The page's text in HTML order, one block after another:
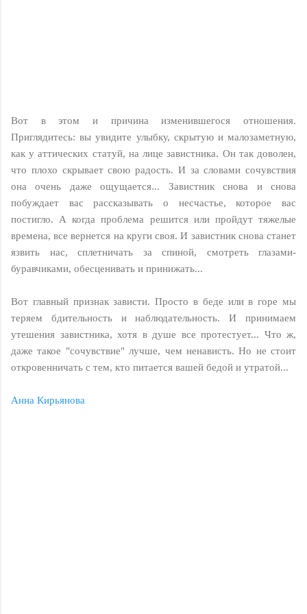
Вот в этом и причина изменившегося отношения.
Приглядитесь: вы увидите улыбку, скрытую и малозаметную,
как у аттических статуй, на лице завистника. Он так доволен,
что плохо скрывает свою радость. И за словами сочувствия
она очень даже ощущается... Завистник снова и снова
побуждает вас рассказывать о несчастье, которое вас
постигло. А когда проблема решится или пройдут тяжелые
времена, все вернется на круги своя. И завистник снова станет
язвить нас, сплетничать за спиной, смотреть глазами-
буравчиками, обесценивать и принижать...
Вот главный признак зависти. Просто в беде или в горе мы
теряем бдительность и наблюдательность. И принимаем
утешения завистника, хотя в душе все протестует... Что ж,
даже такое "сочувствие" лучше, чем ненависть. Но не стоит
откровенничать с тем, кто питается вашей бедой и утратой...
Анна Кирьянова